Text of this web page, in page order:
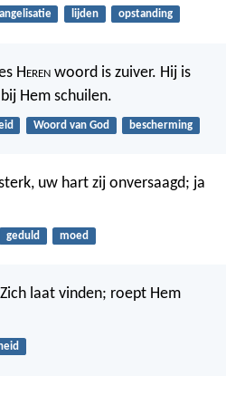
lijden opstanding
Heren woord is zuiver. Hij is
Hem schuilen.
Woord van God bescherming
uw hart zij onversaagd; ja
geduld moed
laat vinden; roept Hem